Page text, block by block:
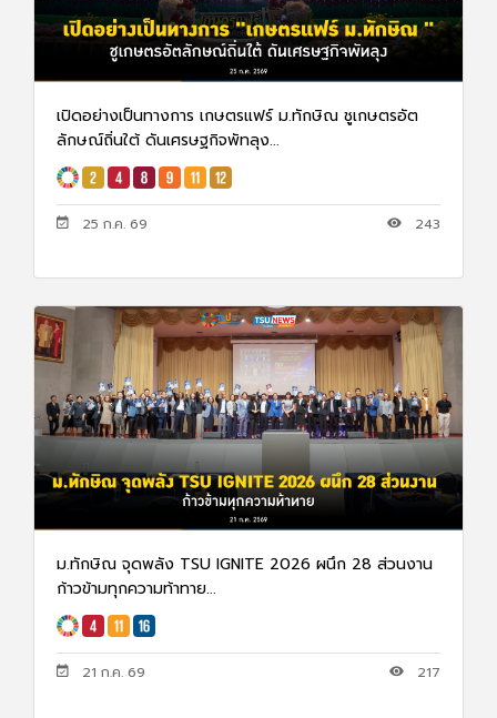
เปิดอย่างเป็นทางการ เกษตรแฟร์ ม.ทักษิณ ชูเกษตรอัต
ลักษณ์ถิ่นใต้ ดันเศรษฐกิจพัทลุง...
25 ก.ค. 69 243
ม.ทักษิณ จุดพลัง TSU IGNITE 2026 ผนึก 28 ส่วนงาน
ก้าวข้ามทุกความท้าทาย...
21 ก.ค. 69 217